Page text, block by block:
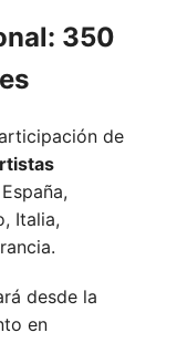
350
de
España,
Italia,
desde la
en